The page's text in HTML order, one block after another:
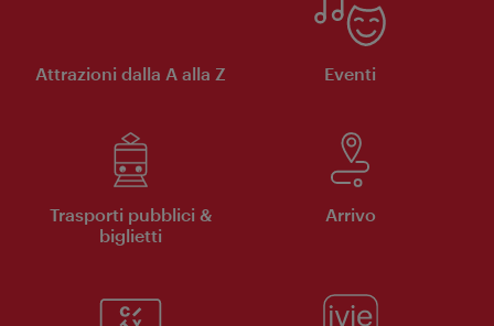
Attrazioni dalla A alla Z Eventi
Trasporti pubblici &
biglietti
Arrivo